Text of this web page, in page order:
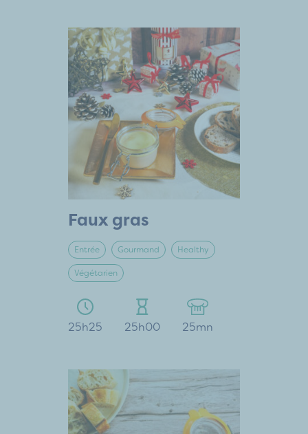
Faux gras
Entrée Gourmand Healthy
Végétarien
25h25 25h00 25mn